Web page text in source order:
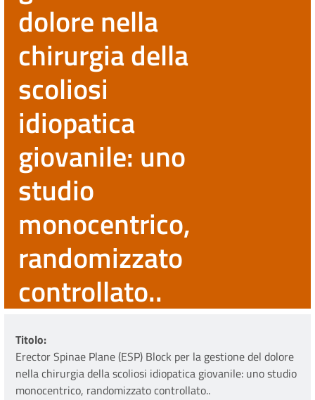
dolore nella
chirurgia della
scoliosi
idiopatica
giovanile: uno
studio
monocentrico,
randomizzato
controllato..
Titolo
Erector Spinae Plane (ESP) Block per la gestione del dolore
nella chirurgia della scoliosi idiopatica giovanile: uno studio
monocentrico, randomizzato controllato..